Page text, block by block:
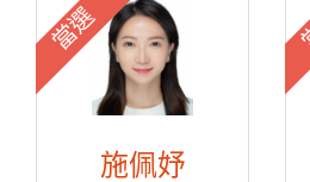
當選
施佩妤